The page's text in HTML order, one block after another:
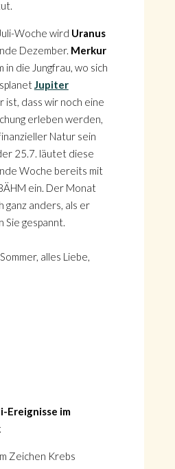
Woche wird Uranus
Dezember. Merkur
die Jungfrau, wo sich
Jupiter
ist, dass wir noch eine
erleben werden,
Natur sein
25.7. läutet diese
Woche bereits mit
ein. Der Monat
ganz anders, als er
Sie gespannt.
alles Liebe,
Ereignisse im
Zeichen Krebs